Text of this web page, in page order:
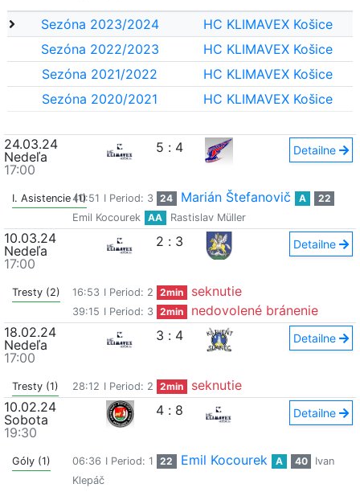
Sezóna 2023/2024
HC KLIMAVEX Košice
Sezóna 2022/2023
HC KLIMAVEX Košice
Sezóna 2021/2022
HC KLIMAVEX Košice
Sezóna 2020/2021
HC KLIMAVEX Košice
24.03.24
Nedeľa
17:00
5 : 4 Detailne
I. Asistencie (1)40:51 I Period: 3 24 Marián Štefanovič A
22
Emil Kocourek
AA Rastislav Müller
10.03.24
Nedeľa
17:00
2 : 3 Detailne
Tresty (2) 16:53 I Period: 2 2min seknutie
39:15 I Period: 3 2min
nedovolené bránenie
18.02.24
Nedeľa
17:00
3 : 4 Detailne
Tresty (1) 28:12 I Period: 2 2min
seknutie
10.02.24
Sobota
19:30
4 : 8 Detailne
Góly (1) 06:36 I Period: 1 22 Emil Kocourek A 40
Ivan
Klepáč